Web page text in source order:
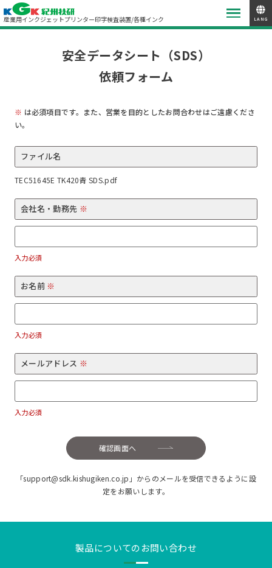
産業用インクジェットプリンター印字検査装置/各種インク LANG
安全データシート（SDS）
依頼フォーム
※ は必須項目です。また、営業を目的としたお問合わせはご遠慮くださ
い。
ファイル名
TEC51645E TK420青 SDS.pdf
会社名・勤務先 ※
入力必須
お名前 ※
入力必須
メールアドレス ※
入力必須
確認画面へ
「support@sdk.kishugiken.co.jp」からのメールを受信できるように設
定をお願いします。
製品についてのお問い合わせ